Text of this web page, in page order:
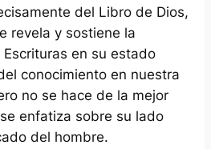
del Libro de Dios,
revela y sostiene la
en su estado
conocimiento en nuestra
no se hace de la mejor
enfatiza sobre su lado
del hombre.